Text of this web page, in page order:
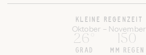
KLEINE REGENZEIT
Oktober – November
26°
GRAD
150
MM REGEN